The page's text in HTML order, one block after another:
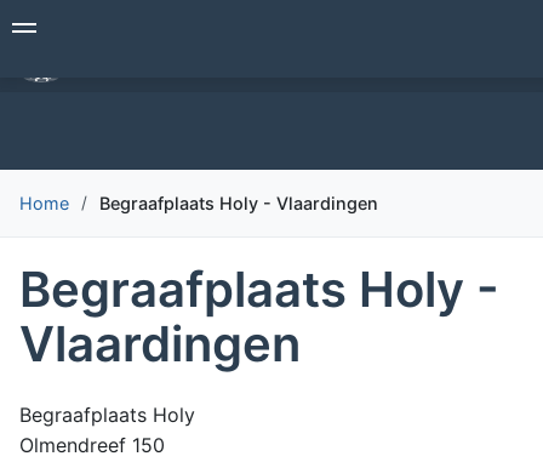
naar
gaan
Home Begraafplaats Holy - Vlaardingen
Begraafplaats Holy -
Vlaardingen
Begraafplaats Holy
Olmendreef 150